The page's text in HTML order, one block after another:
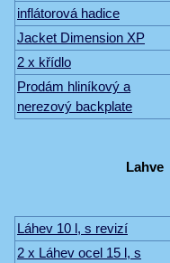
inflátorová hadice
Jacket Dimension XP
2 x křídlo
Prodám hliníkový a
nerezový backplate
Lahve
Láhev 10 l, s revizí
2 x Láhev ocel 15 l, s